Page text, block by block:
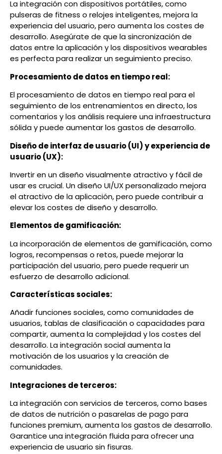
La integración con dispositivos portátiles, como
pulseras de fitness o relojes inteligentes, mejora la
experiencia del usuario, pero aumenta los costes de
desarrollo. Asegúrate de que la sincronización de
datos entre la aplicación y los dispositivos wearables
es perfecta para realizar un seguimiento preciso.
Procesamiento de datos en tiempo real:
El procesamiento de datos en tiempo real para el
seguimiento de los entrenamientos en directo, los
comentarios y los análisis requiere una infraestructura
sólida y puede aumentar los gastos de desarrollo.
Diseño de interfaz de usuario (UI) y experiencia de
usuario (UX):
Invertir en un diseño visualmente atractivo y fácil de
usar es crucial. Un diseño UI/UX personalizado mejora
el atractivo de la aplicación, pero puede contribuir a
elevar los costes de diseño y desarrollo.
Elementos de gamificación:
La incorporación de elementos de gamificación, como
logros, recompensas o retos, puede mejorar la
participación del usuario, pero puede requerir un
esfuerzo de desarrollo adicional.
Características sociales:
Añadir funciones sociales, como comunidades de
usuarios, tablas de clasificación o capacidades para
compartir, aumenta la complejidad y los costes del
desarrollo. La integración social aumenta la
motivación de los usuarios y la creación de
comunidades.
Integraciones de terceros:
La integración con servicios de terceros, como bases
de datos de nutrición o pasarelas de pago para
funciones premium, aumenta los gastos de desarrollo.
Garantice una integración fluida para ofrecer una
experiencia de usuario sin fisuras.